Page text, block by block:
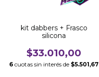
kit dabbers + Frasco
silicona
$33.010,00
6 cuotas sin interés de $5.501,67